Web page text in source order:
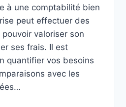
à une comptabilité bien
peut effectuer des
valoriser son
ses frais. Il est
quantifier vos besoins
avec les